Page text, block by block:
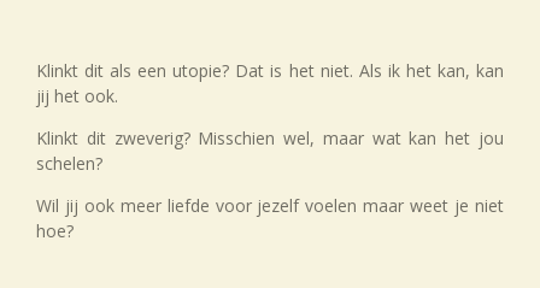
Klinkt dit als een utopie? Dat is het niet. Als ik het kan, kan
jij het ook.
Klinkt dit zweverig? Misschien wel, maar wat kan het jou
schelen?
Wil jij ook meer liefde voor jezelf voelen maar weet je niet
hoe?